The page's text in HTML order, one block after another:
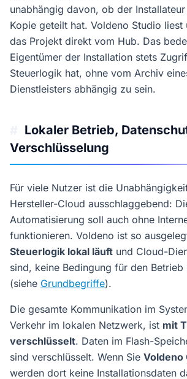
unabhängig davon, ob der
Kopie geteilt hat. Voldeno Studio liest
das Projekt direkt vom Hub. Das
Eigentümer der Installation stets
Steuerlogik hat, ohne vom Archiv
Dienstleisters abhängig zu sein.
Lokaler Betrieb,
Verschlüsselung
Für viele Nutzer ist die
Hersteller-Cloud ausschlaggebend:
Automatisierung soll auch ohne
funktionieren. Voldeno ist so
Steuerlogik lokal läuft und Cloud-
sind, keine Bedingung für den
(siehe Grundbegriffe).
Die gesamte Kommunikation im
Verkehr im lokalen Netzwerk, ist mit
verschlüsselt. Daten im Flash-
sind verschlüsselt. Wenn Sie Voldeno
werden dort keine Installationsdaten